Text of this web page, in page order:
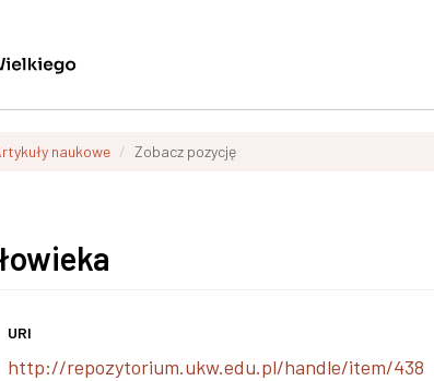
naukowe Zobacz pozycję
URI
http://repozytorium.ukw.edu.pl/handle/item/438